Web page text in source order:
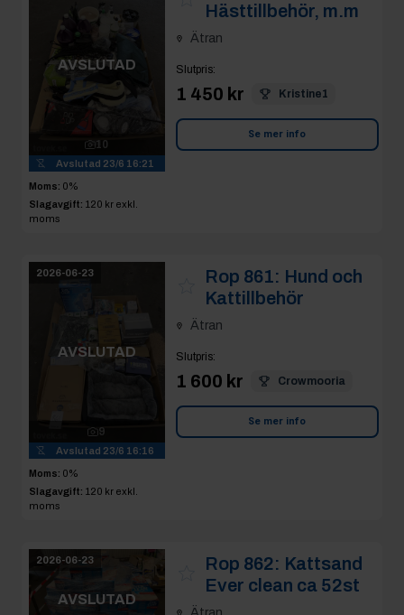
AVSLUTAD
10
Avslutad 23/6 16:21
Moms: 0%
Slagavgift: 120 kr exkl.
moms
Hästtillbehör, m.m
Ätran
Slutpris:
1 450 kr Kristine1
Se mer info
2026-06-23
AVSLUTAD
9
Avslutad 23/6 16:16
Moms: 0%
Slagavgift: 120 kr exkl.
moms
Rop 861: Hund och
Kattillbehör
Ätran
Slutpris:
1 600 kr Crowmooria
Se mer info
2026-06-23
AVSLUTAD
Rop 862: Kattsand
Ever clean ca 52st